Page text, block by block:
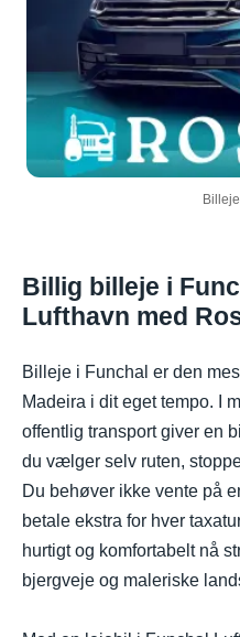
Billig billeje i
Lufthavn med
Billeje i Funchal er den
Madeira i dit eget tempo. I
offentlig transport giver en
du vælger selv ruten,
Du behøver ikke vente på
betale ekstra for hver
hurtigt og komfortabelt nå
bjergveje og maleriske